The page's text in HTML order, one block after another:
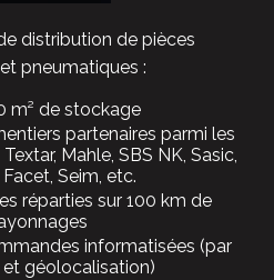
distribution de pièces
pneumatiques :
m² de stockage
partenaires parmi les
Mahle, SBS NK, Sasic,
Seim, etc.
réparties sur 100 km de
informatisées (par
géolocalisation)